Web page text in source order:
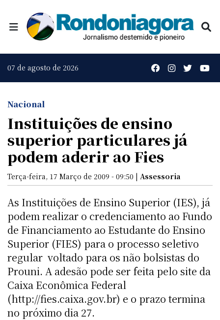
07 de agosto de 2026
Nacional
Instituições de ensino
superior particulares já
podem aderir ao Fies
Terça-feira, 17 Março de 2009 - 09:50 | Assessoria
As Instituições de Ensino Superior (IES), já
podem realizar o credenciamento ao Fundo
de Financiamento ao Estudante do Ensino
Superior (FIES) para o processo seletivo
regular  voltado para os não bolsistas do
Prouni. A adesão pode ser feita pelo site da
Caixa Econômica Federal
(http://fies.caixa.gov.br) e o prazo termina
no próximo dia 27.